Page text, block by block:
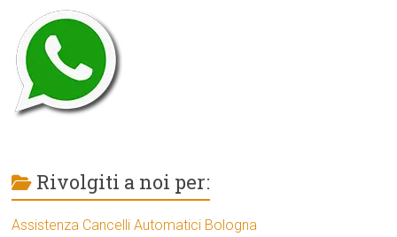
Rivolgiti a noi per:
Assistenza Cancelli Automatici Bologna